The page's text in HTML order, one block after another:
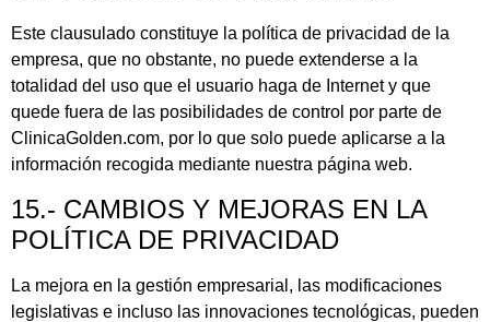
Este clausulado constituye la política de privacidad de la
empresa, que no obstante, no puede extenderse a la
totalidad del uso que el usuario haga de Internet y que
quede fuera de las posibilidades de control por parte de
ClinicaGolden.com, por lo que solo puede aplicarse a la
información recogida mediante nuestra página web.
15.- CAMBIOS Y MEJORAS EN LA
POLÍTICA DE PRIVACIDAD
La mejora en la gestión empresarial, las modificaciones
legislativas e incluso las innovaciones tecnológicas, pueden